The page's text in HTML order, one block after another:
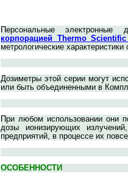
Персональные
корпорацией Thermo
метрологические
Дозиметры этой серии могут
или быть объединенными в
При любом использовании они
дозы ионизирующих
предприятий, в процессе их
ОСОБЕННОСТИ